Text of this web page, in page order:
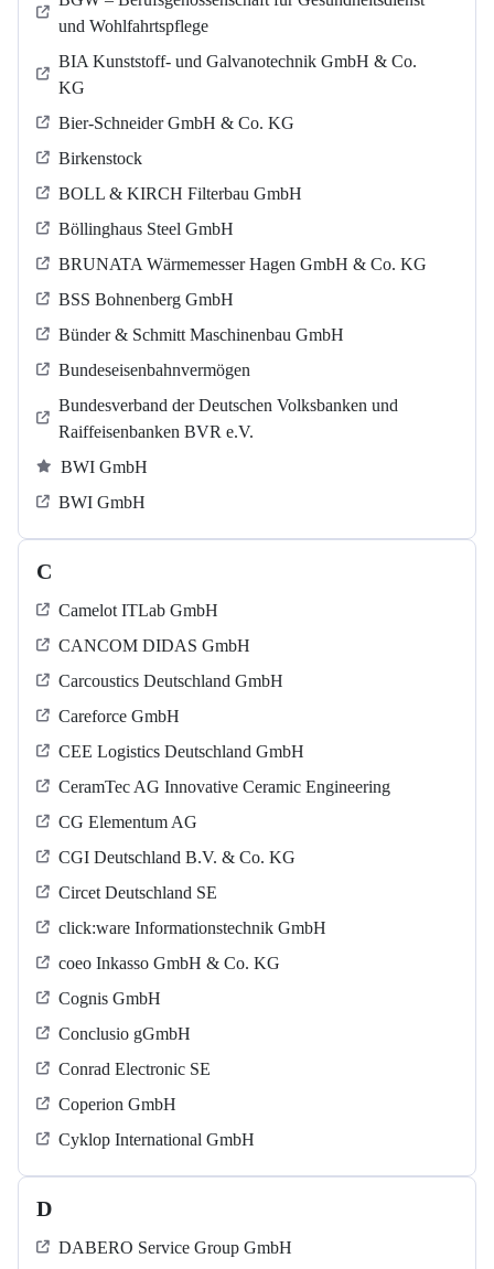
und Wohlfahrtspflege
BIA Kunststoff- und Galvanotechnik GmbH & Co.
KG
Bier-Schneider GmbH & Co. KG
Birkenstock
BOLL & KIRCH Filterbau GmbH
Böllinghaus Steel GmbH
BRUNATA Wärmemesser Hagen GmbH & Co. KG
BSS Bohnenberg GmbH
Bünder & Schmitt Maschinenbau GmbH
Bundeseisenbahnvermögen
Bundesverband der Deutschen Volksbanken und
Raiffeisenbanken BVR e.V.
BWI GmbH
BWI GmbH
C
Camelot ITLab GmbH
CANCOM DIDAS GmbH
Carcoustics Deutschland GmbH
Careforce GmbH
CEE Logistics Deutschland GmbH
CeramTec AG Innovative Ceramic Engineering
CG Elementum AG
CGI Deutschland B.V. & Co. KG
Circet Deutschland SE
click:ware Informationstechnik GmbH
coeo Inkasso GmbH & Co. KG
Cognis GmbH
Conclusio gGmbH
Conrad Electronic SE
Coperion GmbH
Cyklop International GmbH
D
DABERO Service Group GmbH